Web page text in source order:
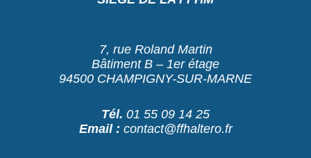
7, rue Roland Martin
Bâtiment B – 1er étage
94500 CHAMPIGNY-SUR-MARNE
Tél. 01 55 09 14 25
Email : contact@ffhaltero.fr